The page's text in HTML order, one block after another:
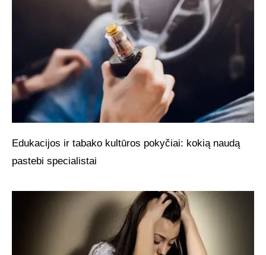
Edukacijos ir tabako kultūros pokyčiai: kokią naudą
pastebi specialistai